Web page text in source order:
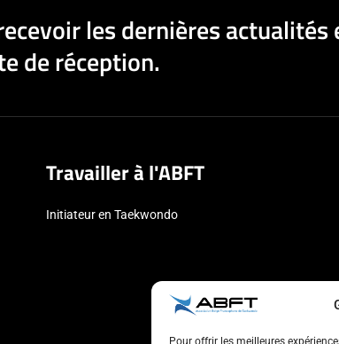
Pour offrir les meilleures
les dernières actualités
de réception.
Travailler à l'ABFT
Initiateur en Taekwondo